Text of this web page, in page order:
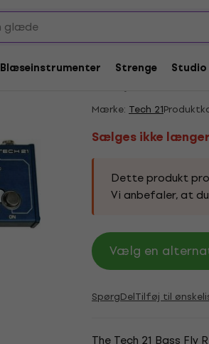
Blæseinstrumenter Strenge Studio
Sælges ikke længere
Tech 21 Bass
Mærke: Tech 21
Sælges ikke
Dette produkt
Vi anbefaler, at
Vælg en
SpørgDelTilføj til
The Tech 21 Bass